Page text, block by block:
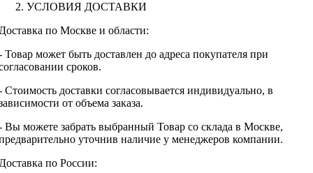
УСЛОВИЯ ДОСТАВКИ
по Москве и области:
Товар может быть доставлен до адреса покупателя при
сроков.
Стоимость доставки согласовывается индивидуально, в
от объема заказа.
Вы можете забрать выбранный Товар со склада в Москве,
уточнив наличие у менеджеров компании.
по России: